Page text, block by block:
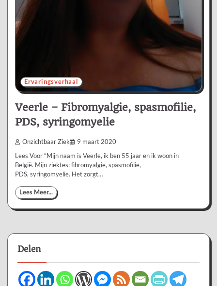
Ervaringsverhaal
Veerle – Fibromyalgie, spasmofilie,
PDS, syringomyelie
Onzichtbaar Ziek 9 maart 2020
Lees Voor “Mijn naam is Veerle, ik ben 55 jaar en ik woon in
België. Mijn ziektes: fibromyalgie, spasmofilie,
PDS, syringomyelie. Het zorgt…
Lees Meer...
Delen